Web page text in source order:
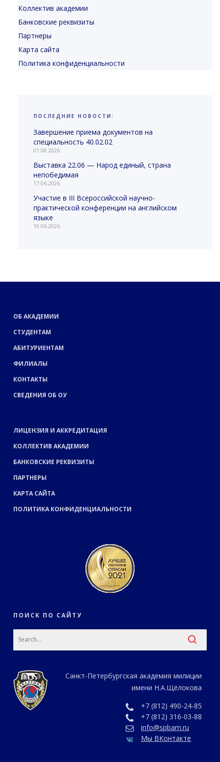
Коллектив академии
Банковские реквизиты
Партнеры
Карта сайта
Политика конфиденциальности
ПОСЛЕДНИЕ НОВОСТИ:
Завершение приема документов на
специальность 40.02.02
01.08.2026
Выставка 22.06 — Народ единый, страна
непобедимая
17.06.2026
Участие в III Всероссийской научно-
практической конференции на английском
языке
10.06.2026
ОБ АКАДЕМИИ
СТУДЕНТАМ
АБИТУРИЕНТАМ
ФИЛИАЛЫ
КОНТАКТЫ
СВЕДЕНИЯ ОБ ОУ
ЛИЦЕНЗИЯ И АККРЕДИТАЦИЯ
КОЛЛЕКТИВ АКАДЕМИИ
БАНКОВСКИЕ РЕКВИЗИТЫ
ПАРТНЕРЫ
КАРТА САЙТА
ПОЛИТИКА КОНФИДЕНЦИАЛЬНОСТИ
ПОИСК ПО САЙТУ
Санкт-Петербургская академия милиции
имени Н.А.Щёлокова
+7 (812) 490-24-85
+7 (812) 316-03-88
info@spbam.ru
Мы ВКонтакте